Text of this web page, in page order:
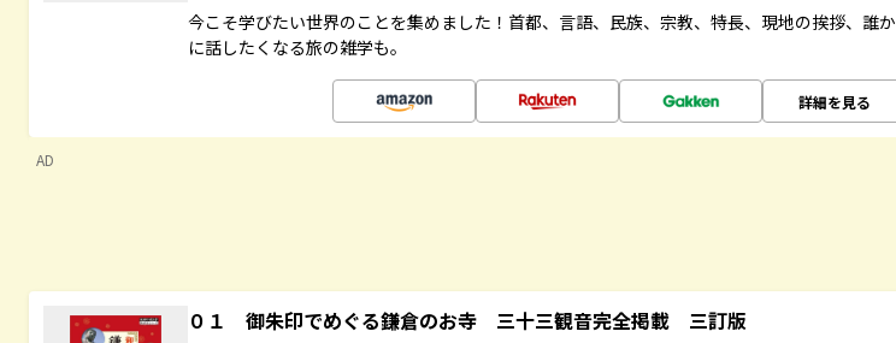
今こそ学びたい世界のことを集めました！首都、言語、民族、宗教、特長、現地の挨拶、誰か
に話したくなる旅の雑学も。
詳細を見る
AD
０１ 御朱印でめぐる鎌倉のお寺 三十三観音完全掲載 三訂版